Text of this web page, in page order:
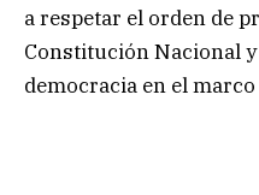
a respetar el orden de
Constitución Nacional
democracia en el